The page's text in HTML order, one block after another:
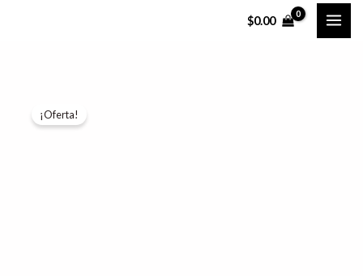
$0.00
¡Oferta!
Arbotante